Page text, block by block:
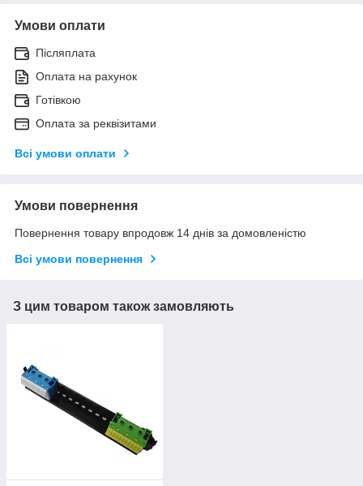
Умови оплати
Післяплата
Оплата на рахунок
Готівкою
Оплата за реквізитами
Всі умови оплати
Умови повернення
Повернення товару впродовж 14 днів за домовленістю
Всі умови повернення
З цим товаром також замовляють